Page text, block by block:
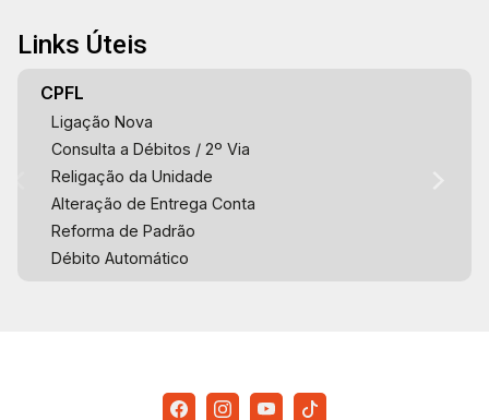
Links Úteis
CPFL
Ligação Nova
Consulta a Débitos / 2º Via
Religação da Unidade
Alteração de Entrega Conta
Reforma de Padrão
Débito Automático